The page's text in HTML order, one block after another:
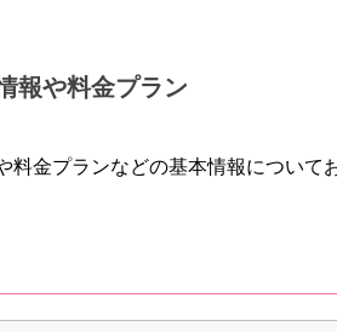
報や料金プラン
料金プランなどの基本情報について